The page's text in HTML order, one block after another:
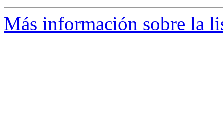
Más información sobre la